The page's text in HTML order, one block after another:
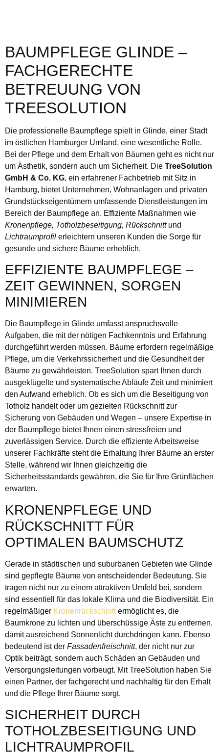
BAUMPFLEGE GLINDE –
FACHGERECHTE
BETREUUNG VON
TREESOLUTION
Die professionelle Baumpflege spielt in Glinde, einer Stadt
im östlichen Hamburger Umland, eine wesentliche Rolle.
Bei der Pflege und dem Erhalt von Bäumen geht es nicht nur
um Ästhetik, sondern auch um Sicherheit. Die TreeSolution
GmbH & Co. KG, ein erfahrener Fachbetrieb mit Sitz in
Hamburg, bietet Unternehmen, Wohnanlagen und privaten
Grundstückseigentümern umfassende Dienstleistungen im
Bereich der Baumpflege an. Effiziente Maßnahmen wie
Kronenpflege, Totholzbeseitigung, Rückschnittund
Lichtraumprofil erleichtern unseren Kunden die Sorge für
gesunde und sichere Bäume erheblich.
EFFIZIENTE BAUMPFLEGE –
ZEIT GEWINNEN, SORGEN
MINIMIEREN
Die Baumpflege in Glinde umfasst anspruchsvolle
Aufgaben, die mit der nötigen Fachkenntnis und Erfahrung
durchgeführt werden müssen. Bäume erfordern regelmäßige
Pflege, um die Verkehrssicherheit und die Gesundheit der
Bäume zu gewährleisten. TreeSolution spart Ihnen durch
ausgeklügelte und systematische Abläufe Zeit und minimiert
den Aufwand erheblich. Ob es sich um die Beseitigung von
Totholz handelt oder um gezielten Rückschnitt zur
Sicherung von Gebäuden und Wegen – unsere Expertise in
der Baumpflege bietet Ihnen einen stressfreien und
zuverlässigen Service. Durch die effiziente Arbeitsweise
unserer Fachkräfte steht die Erhaltung Ihrer Bäume an erster
Stelle, während wir Ihnen gleichzeitig die
Sicherheitsstandards gewähren, die Sie für Ihre Grünflächen
erwarten.
KRONENPFLEGE UND
RÜCKSCHNITT FÜR
OPTIMALEN BAUMSCHUTZ
Gerade in städtischen und suburbanen Gebieten wie Glinde
sind gepflegte Bäume von entscheidender Bedeutung. Sie
tragen nicht nur zu einem attraktiven Umfeld bei, sondern
sind essentiell für das lokale Klima und die Biodiversität. Ein
regelmäßiger Kronenrückschnittermöglicht es, die
Baumkrone zu lichten und überschüssige Äste zu entfernen,
damit ausreichend Sonnenlicht durchdringen kann. Ebenso
bedeutend ist der Fassadenfreischnitt, der nicht nur zur
Optik beiträgt, sondern auch Schäden an Gebäuden und
Versorgungsleitungen vorbeugt. Mit TreeSolution haben Sie
einen Partner, der fachgerecht und nachhaltig für den Erhalt
und die Pflege Ihrer Bäume sorgt.
SICHERHEIT DURCH
TOTHOLZBESEITIGUNG UND
LICHTRAUMPROFIL